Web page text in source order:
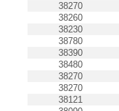
38270
38260
38230
38780
38390
38480
38270
38270
38121